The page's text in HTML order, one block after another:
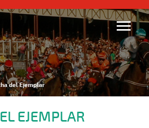
del Ejemplar
EJEMPLAR